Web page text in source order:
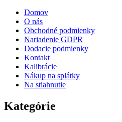
Domov
O nás
Obchodné podmienky
Nariadenie GDPR
Dodacie podmienky
Kontakt
Kalibrácie
Nákup na splátky
Na stiahnutie
Kategórie